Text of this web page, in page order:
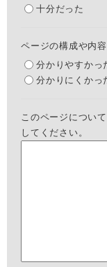
十分だった
ページの構成や内
分かりやすかっ
分かりにくかっ
このページについ
してください。